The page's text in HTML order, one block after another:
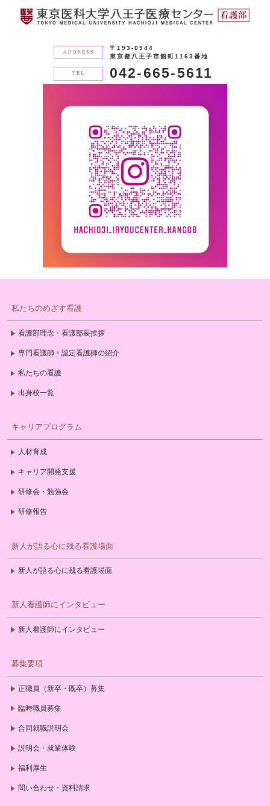
〒193-0944
東京都八王子市館町1163番地
042-665-5611
私たちのめざす看護
看護部理念・看護部長挨拶
専門看護師・認定看護師の紹介
私たちの看護
出身校一覧
キャリアプログラム
人材育成
キャリア開発支援
研修会・勉強会
研修報告
新人が語る心に残る看護場面
新人が語る心に残る看護場面
新人看護師にインタビュー
新人看護師にインタビュー
募集要項
正職員（新卒・既卒）募集
臨時職員募集
合同就職説明会
説明会・就業体験
福利厚生
問い合わせ・資料請求